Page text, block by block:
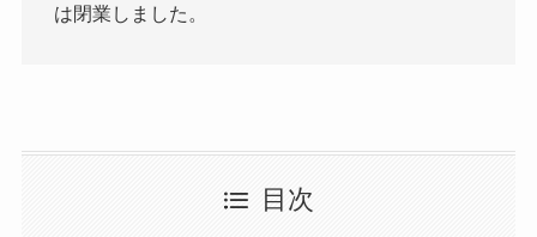
は閉業しました。
目次